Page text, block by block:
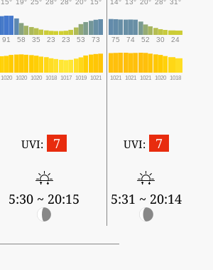
15° 19° 25° 28° 28° 20° 15° 14° 13° 20° 28° 31°
91 58 35 23 23 53 73 75 74 52 30 24
1020 1020 1020 1018 1017 1019 1021 1021 1021 1021 1020 1018
UVI: 7
5:30 ~ 20:15
UVI: 7
5:31 ~ 20:14